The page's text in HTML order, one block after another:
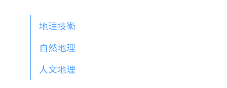
地理技術
自然地理
人文地理